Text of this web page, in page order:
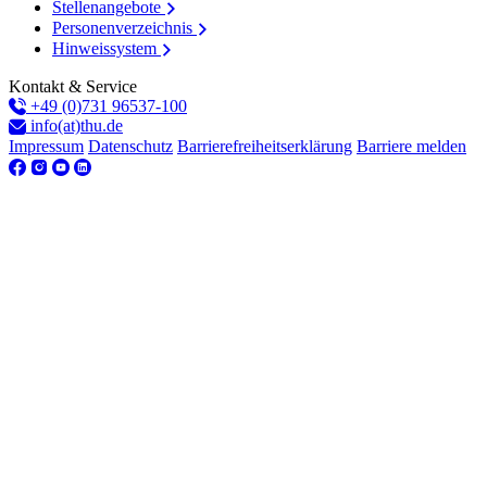
Stellenangebote
Personenverzeichnis
Hinweissystem
Kontakt & Service
+49 (0)731 96537-100
info(at)thu.de
Impressum Datenschutz Barrierefreiheitserklärung Barriere melden